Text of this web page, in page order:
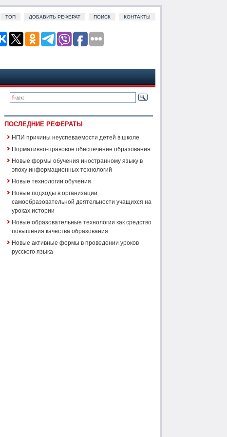
ТОП ДОБАВИТЬ РЕФЕРАТ ПОИСК КОНТАКТЫ
ПОСЛЕДНИЕ РЕФЕРАТЫ
НПИ причины неуспеваемости детей в школе
Нормативно-правовое обеспечение образования
Новые формы обучения иностранному языку в
эпоху информационных технологий
Новые технологии обучения
Новые подходы в организации
самообразовательной деятельности учащихся на
уроках истории
Новые образовательные технологии как средство
повышения качества образования
Новые активные формы в проведении уроков
русского языка